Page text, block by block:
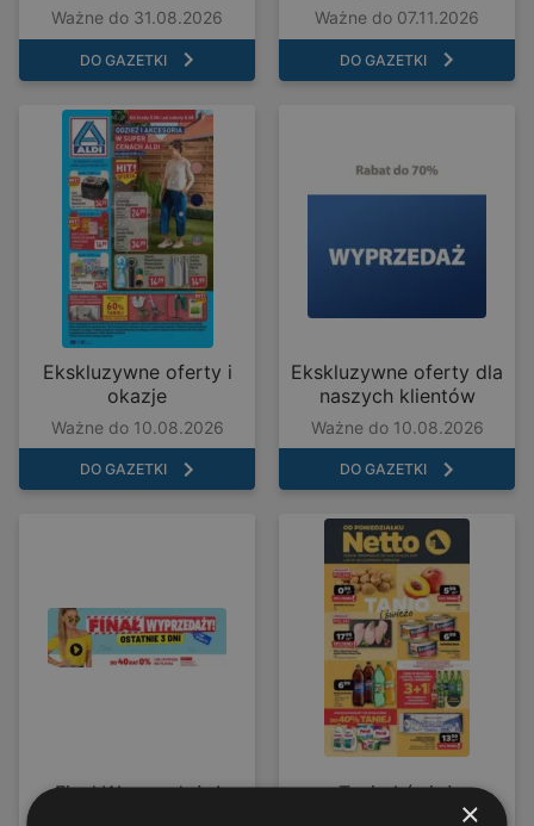
Ważne do 31.08.2026
DO GAZETKI
Ważne do 07.11.2026
DO GAZETKI
Ekskluzywne oferty i
okazje
Ważne do 10.08.2026
DO GAZETKI
Ekskluzywne oferty dla
naszych klientów
Ważne do 10.08.2026
DO GAZETKI
Final Wyprzedaży! Tanio I śwież
×